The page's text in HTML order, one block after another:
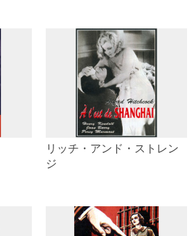
リッチ・アンド・ストレン
ジ